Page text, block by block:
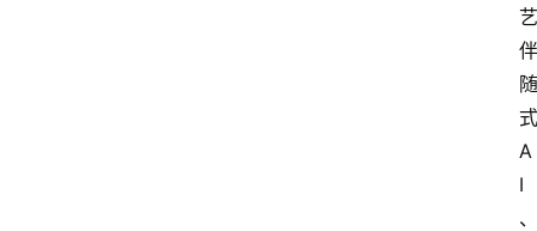
艺
伴
随
式
A
I
、